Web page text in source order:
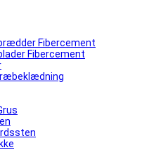
Fibercement
Fibercement